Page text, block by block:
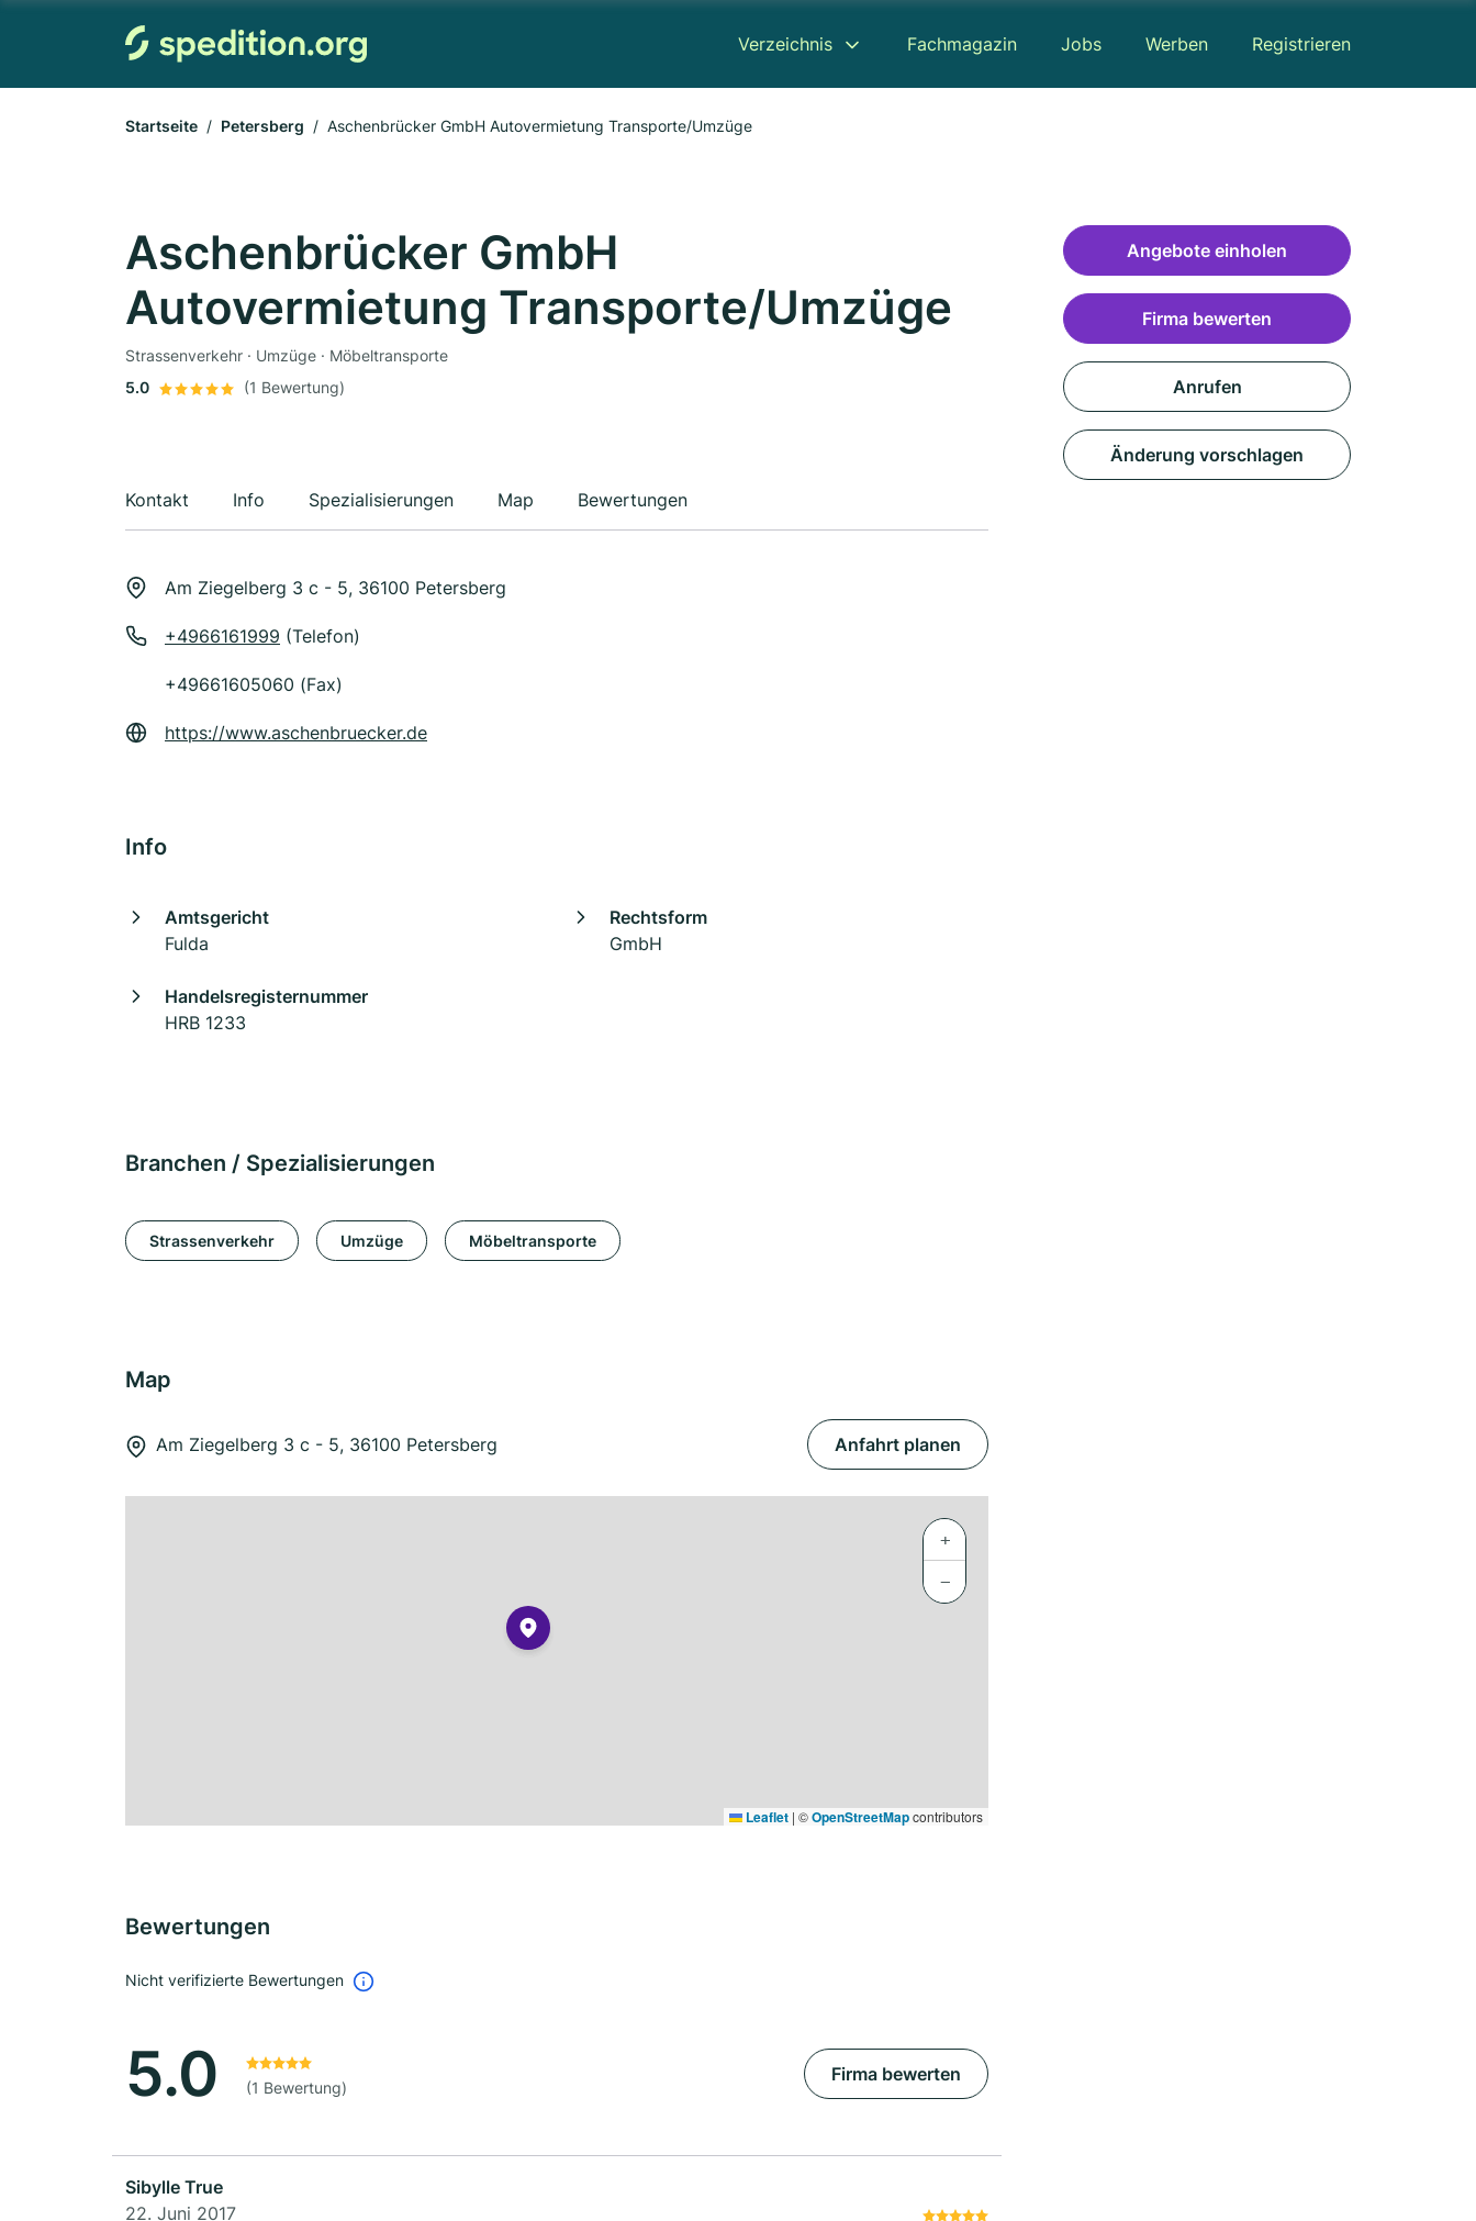
Verzeichnis Fachmagazin Jobs Werben Registrieren
Startseite Petersberg Aschenbrücker GmbH Autovermietung Transporte/Umzüge
Aschenbrücker GmbH
Autovermietung Transporte/Umzüge
Strassenverkehr · Umzüge · Möbeltransporte
5.0
(1 Bewertung)
Kontakt Info Spezialisierungen Map Bewertungen
Am Ziegelberg 3 c - 5, 36100 Petersberg
+4966161999 (Telefon)
+49661605060 (Fax)
https://www.aschenbruecker.de
Info
Amtsgericht
Fulda
Rechtsform
GmbH
Handelsregisternummer
HRB 1233
Branchen / Spezialisierungen
Strassenverkehr Umzüge Möbeltransporte
Map
Am Ziegelberg 3 c - 5, 36100 Petersberg Anfahrt planen
+
−
Leaflet | ©OpenStreetMapcontributors
Bewertungen
Nicht verifizierte Bewertungen
5.0 (1 Bewertung)
Firma bewerten
Sibylle True
22. Juni 2017
Angebote einholen
Firma bewerten
Anrufen
Änderung vorschlagen